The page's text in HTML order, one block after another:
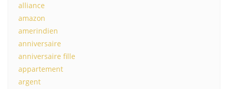
alliance
amazon
amerindien
anniversaire
anniversaire fille
appartement
argent